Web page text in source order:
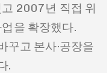
2007년 직접 위
을 확장했다.
꾸고 본사·공장을
.